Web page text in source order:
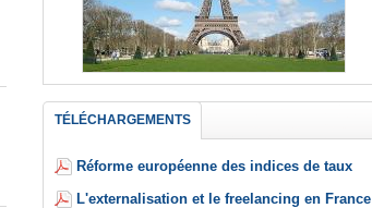
TÉLÉCHARGEMENTS
Réforme européenne des indices de taux
L'externalisation et le freelancing en France